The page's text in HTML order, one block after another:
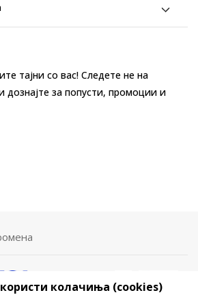
тајни со вас! Следете не на
дознајте за попусти, промоции и
колачиња (cookies)